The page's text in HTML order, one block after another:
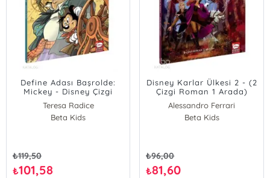
Define Adası Başrolde:
Mickey - Disney Çizgi
Klasikler
Teresa Radice
Beta Kids
₺119,50
₺101,58
Disney Karlar Ülkesi 2 - (2
Çizgi Roman 1 Arada)
Alessandro Ferrari
Beta Kids
₺96,00
₺81,60